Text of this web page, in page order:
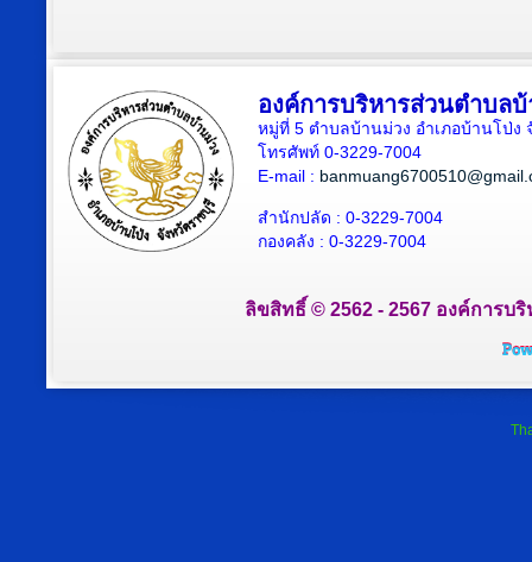
องค์การบริหารส่วนตำบล
หมู่ที่ 5 ตำบลบ้านม่วง อำเภอบ้านโป่ง
โทรศัพท์ 0-3229-7004
E-mail :
สำนักปลัด : 0-3229-7004
กองคลัง : 0-3229-7004
ลิขสิทธิ์ © 2562 - 2567 องค์การบ